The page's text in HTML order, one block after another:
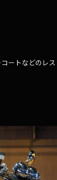
ートなどのレ